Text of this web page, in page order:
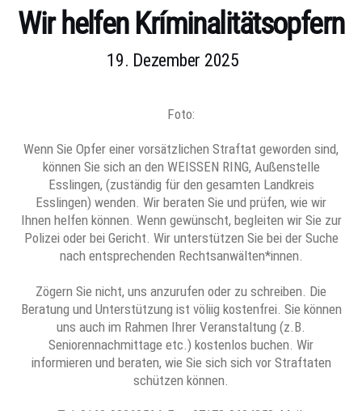
Kategorien
Wir helfen Kríminalitätsopfern
19. Dezember 2025
Foto:
Wenn Sie Opfer einer vorsätzlichen Straftat geworden sind,
können Sie sich an den WEISSEN RING, Außenstelle
Esslingen, (zuständig für den gesamten Landkreis
Esslingen) wenden. Wir beraten Sie und prüfen, wie wir
Ihnen helfen können. Wenn gewünscht, begleiten wir Sie zur
Polizei oder bei Gericht. Wir unterstützen Sie bei der Suche
nach entsprechenden Rechtsanwälten*innen.
Zögern Sie nicht, uns anzurufen oder zu schreiben. Die
Beratung und Unterstützung ist völiig kostenfrei. Sie können
uns auch im Rahmen Ihrer Veranstaltung (z.B.
Seniorennachmittage etc.) kostenlos buchen. Wir
informieren und beraten, wie Sie sich sich vor Straftaten
schützen können.